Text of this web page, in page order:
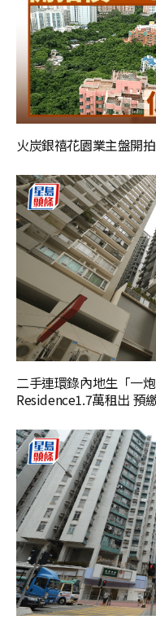
火炭銀禧花園業主盤開
二手連環錄內地生「一
Residence1.7萬租出 預